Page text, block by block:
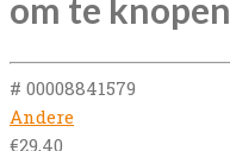
om te knopen
# 00008841579
Andere
€29,40